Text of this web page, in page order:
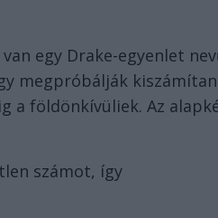
egy Drake-egyenlet
megpróbálják
a földönkívüliek. Az
számot, így